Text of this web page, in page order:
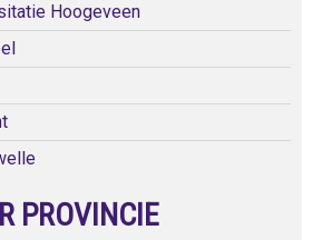
Hoogeveen
PROVINCIE